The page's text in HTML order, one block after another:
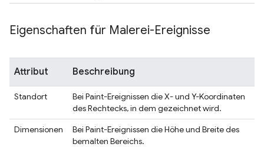
Eigenschaften für Malerei-Ereignisse
Attribut Beschreibung
Standort
Bei Paint-Ereignissen die X- und Y-Koordinaten
des Rechtecks, in dem gezeichnet wird.
Dimensionen
Bei Paint-Ereignissen die Höhe und Breite des
bemalten Bereichs.